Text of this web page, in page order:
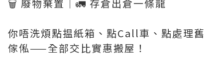
🗑️ 廢物棄置｜🚛 存倉出倉一條龍
你唔洗煩點揾紙箱、點Call車、點處理舊
傢俬——全部交比實惠搬屋！